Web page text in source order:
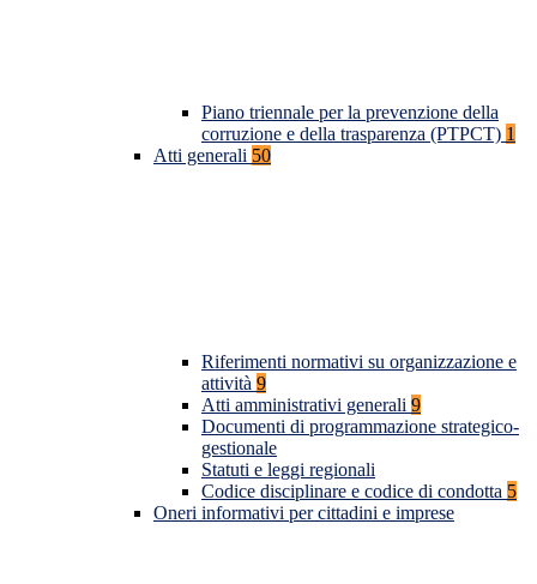
Piano triennale per la prevenzione della
corruzione e della trasparenza (PTPCT) 1
Atti generali 50
Riferimenti normativi su organizzazione e
attività 9
Atti amministrativi generali 9
Documenti di programmazione strategico-
gestionale
Statuti e leggi regionali
Codice disciplinare e codice di condotta 5
Oneri informativi per cittadini e imprese